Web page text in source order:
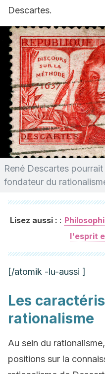
Descartes.
René Descartes
fondateur du
Lisez aussi : :
l'esprit
[/atomik -lu-aussi ]
Les
rationalisme
Au sein du
positions sur la